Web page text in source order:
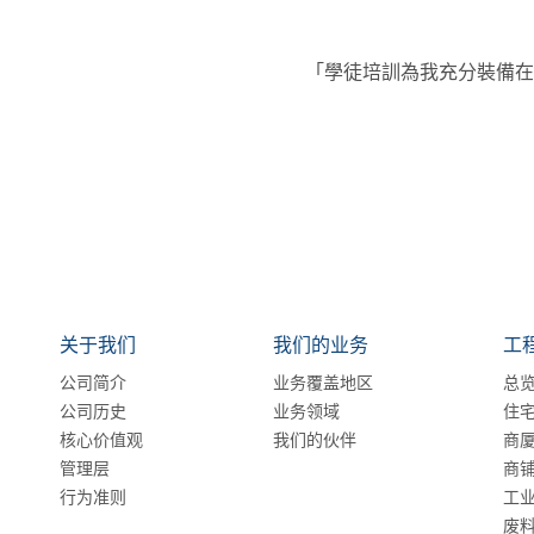
「學徒培訓為我充分裝備
关于我们
公司简介
公司历史
核心价值观
管理层
行为准则
我们的业务
业务覆盖地区
业务领域
我们的伙伴
工
总览
住
商
商
工
废